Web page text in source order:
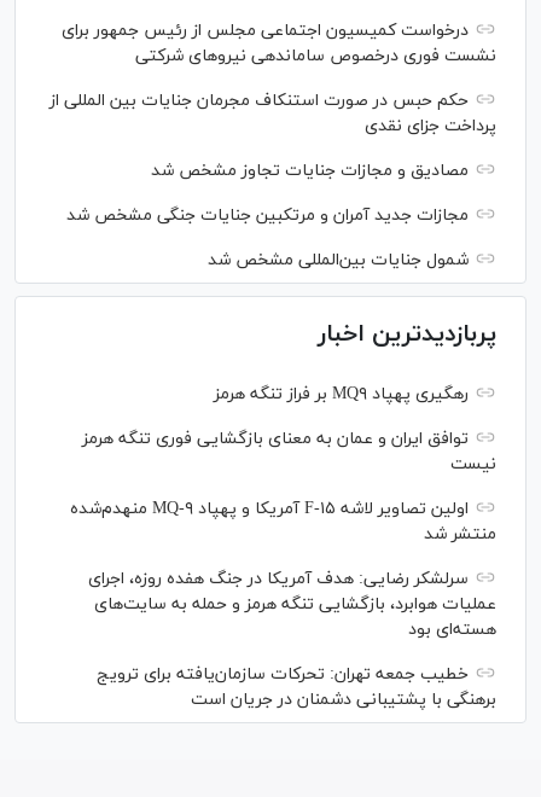
درخواست کمیسیون اجتماعی مجلس از رئیس جمهور برای
نشست فوری درخصوص ساماندهی نیرو‌های شرکتی
حکم حبس در صورت استنکاف مجرمان جنایات بین المللی از
پرداخت جزای نقدی
مصادیق و مجازات جنایات تجاوز مشخص شد
مجازات جدید آمران و مرتکبین جنایات جنگی مشخص شد
شمول جنایات بین‌المللی مشخص شد
پربازدیدترین اخبار
رهگیری پهپاد MQ۹ بر فراز تنگه هرمز
توافق ایران و عمان به معنای بازگشایی فوری تنگه هرمز
نیست
اولین تصاویر لاشه F-۱۵ آمریکا و پهپاد MQ-۹ منهدم‌شده
منتشر شد
سرلشکر رضایی: هدف آمریکا در جنگ هفده روزه، اجرای
عملیات هوابرد، بازگشایی تنگه هرمز و حمله به سایت‌های
هسته‌ای بود
خطیب جمعه تهران: تحرکات سازمان‌یافته برای ترویج
برهنگی با پشتیبانی دشمنان در جریان است